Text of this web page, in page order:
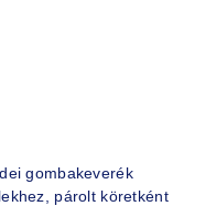
gombakeverék
párolt köretként